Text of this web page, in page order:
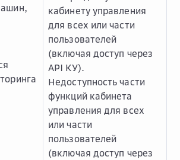
кабинету управления
для всех или части
пользователей
(включая доступ через
API КУ).
Недоступность части
функций кабинета
управления для всех
или части
пользователей
(включая доступ через